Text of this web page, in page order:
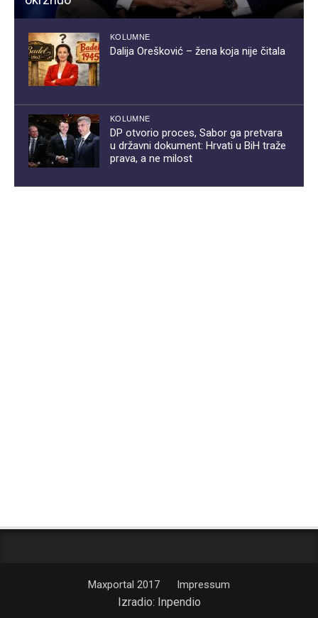
KOLUMNE
Dalija Orešković – žena koja nije čitala
KOLUMNE
DP otvorio proces, Sabor ga pretvara
u državni dokument: Hrvati u BiH traže
prava, a ne milost
Maxportal 2017 Impressum
Izradio: Inpendio